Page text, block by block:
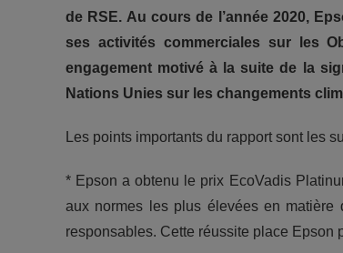
de RSE. Au cours de l’année 2020,
ses activités commerciales sur les
engagement motivé à la suite de la
Nations Unies sur les changements
Les points importants du rapport sont les
* Epson a obtenu le prix EcoVadis
aux normes les plus élevées en matière
responsables. Cette réussite place Epson